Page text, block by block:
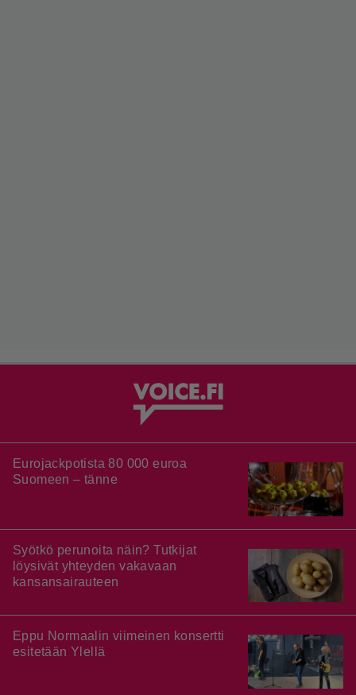
Eurojackpotista 80 000 euroa
Suomeen – tänne
Syötkö perunoita näin? Tutkijat
löysivät yhteyden vakavaan
kansansairauteen
Eppu Normaalin viimeinen konsertti
esitetään Ylellä